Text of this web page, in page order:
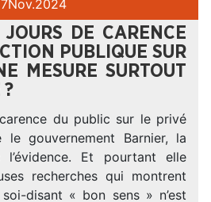
7Nov.2024
DE CARENCE
PUBLIQUE SUR
MESURE SURTOUT
?
du public sur le privé
gouvernement Barnier, la
Et pourtant elle
recherches qui montrent
disant « bon sens » n’est